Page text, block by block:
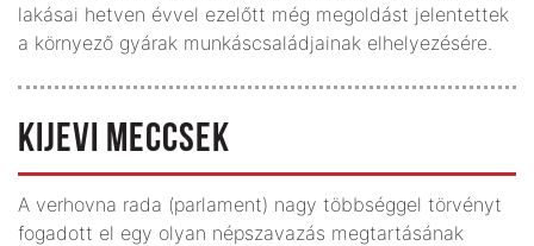
lakásai hetven évvel ezelőtt még megoldást jelentettek
a környező gyárak munkáscsaládjainak elhelyezésére.
KIJEVI MECCSEK
A verhovna rada (parlament) nagy többséggel törvényt
fogadott el egy olyan népszavazás megtartásának